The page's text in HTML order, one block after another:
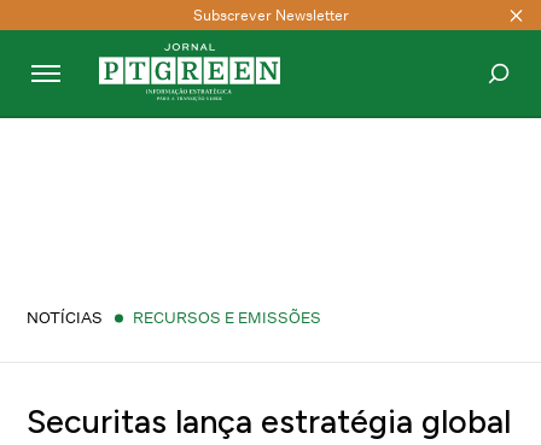
Subscrever Newsletter
NOTÍCIAS RECURSOS E EMISSÕES
Securitas lança estratégia global